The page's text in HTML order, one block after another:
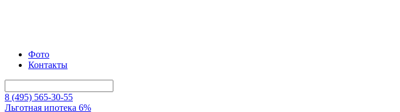
Фото
Контакты
8 (495) 565-30-55
Льготная ипотека 6%